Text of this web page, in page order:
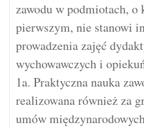
zawodu w podmiotach,
pierwszym, nie stanowi
prowadzenia zajęć
wychowawczych i
1a. Praktyczna nauka
realizowana również za
umów